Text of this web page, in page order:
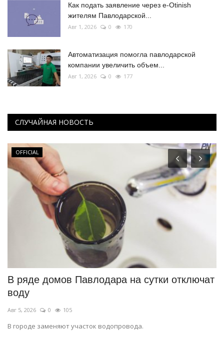
Как подать заявление через e-Otinish
жителям Павлодарской...
Авг 1, 2026 0 170
Автоматизация помогла павлодарской
компании увеличить объем...
Авг 1, 2026 0 177
СЛУЧАЙНАЯ НОВОСТЬ
OFFICIAL
В ряде домов Павлодара на сутки отключат
воду
Авг 5, 2026 0 105
В городе заменяют участок водопровода.